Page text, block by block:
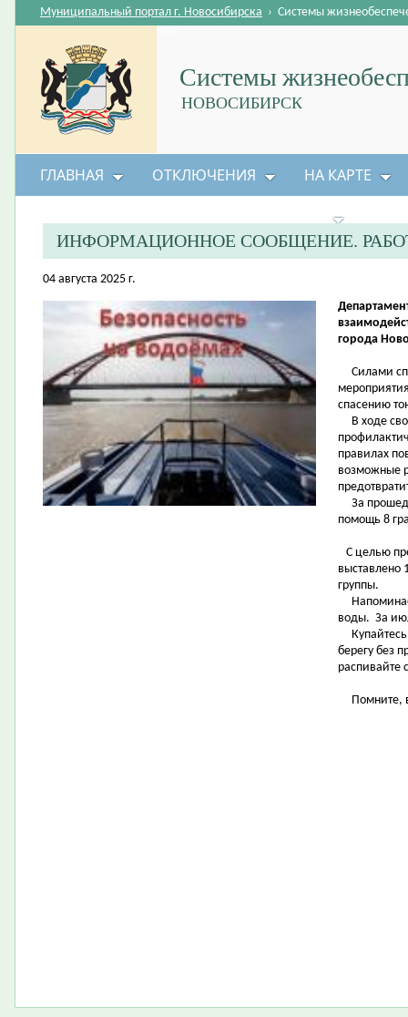
Системы
НОВОСИБИРСК
Муниципальный портал г. Новосибирска › Системы
ГЛАВНАЯ ОТКЛЮЧЕНИЯ НА КАРТЕ
ИНФОРМАЦИОННОЕ СООБЩЕНИЕ.
04 августа 2025 г.
города
Силами
спасению
В ходе
правилах
возможные
За
помощь 8
С целью
выставлено
группы.
воды. За
Купайтесь
берегу без
распивайте
Помните,